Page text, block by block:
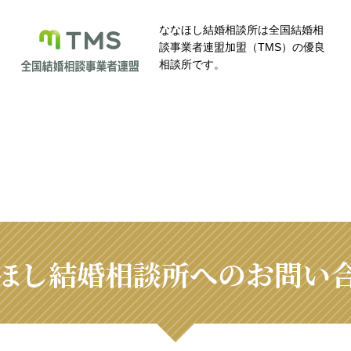
ななほし結婚相談所は全国結婚相
談事業者連盟加盟（TMS）の優良
相談所です。
し結婚相談所へのお問い